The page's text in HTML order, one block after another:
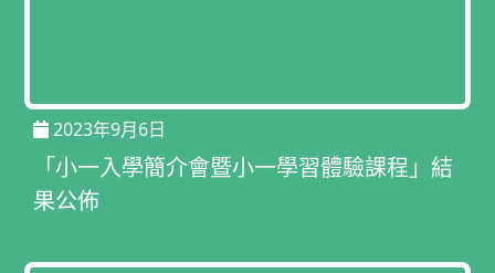
2023年9月6日
「小一入學簡介會暨小一學習體驗課程」結
果公佈